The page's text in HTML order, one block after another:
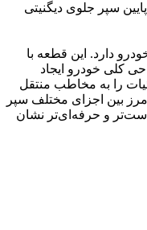
سپر جلوی دیگنیتی
دارد. این قطعه با
کلی خودرو ایجاد
را به مخاطب منتقل
مرز بین اجزای مختلف سپر
و حرفه‌ای‌تر نشان